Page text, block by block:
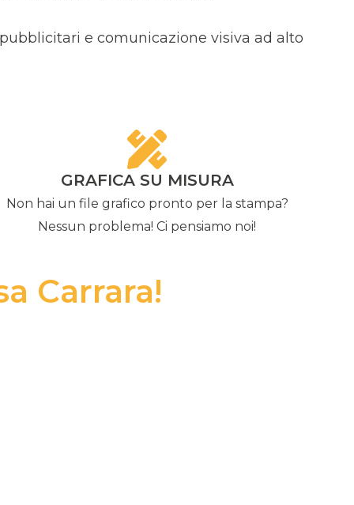
e comunicazione visiva ad alto
GRAFICA SU MISURA
Non hai un file grafico pronto per la stampa?
Nessun problema! Ci pensiamo noi!
Carrara!